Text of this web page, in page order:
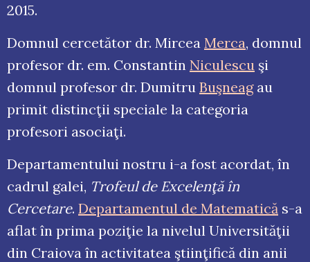
2015.
Domnul cercetător dr. Mircea Merca, domnul
profesor dr. em. Constantin Niculescu şi
domnul profesor dr. Dumitru Buşneagau
primit distincţii speciale la categoria
profesori asociaţi.
Departamentului nostru i-a fost acordat, în
cadrul galei, Trofeul de Excelenţă în
Cercetare. Departamentul de Matematică s-a
aflat în prima poziţie la nivelul Universităţii
din Craiova în activitatea ştiinţifică din anii